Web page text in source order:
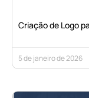
Criação de Logo
5 de janeiro de 2026